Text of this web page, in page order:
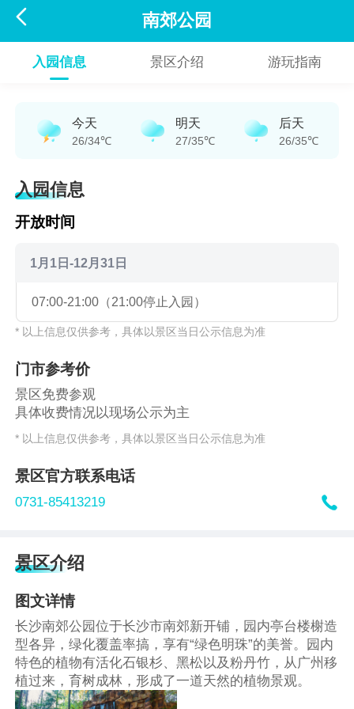
 南郊公园
入园信息 景区介绍 游玩指南
今天
26/34℃
明天
27/35℃
后天
26/35℃
入园信息
开放时间
1月1日-12月31日
07:00-21:00（21:00停止入园）
* 以上信息仅供参考，具体以景区当日公示信息为准
门市参考价
景区免费参观
具体收费情况以现场公示为主
* 以上信息仅供参考，具体以景区当日公示信息为准
景区官方联系电话
0731-85413219 
景区介绍
图文详情
长沙南郊公园位于长沙市南郊新开铺，园内亭台楼榭造
型各异，绿化覆盖率搞，享有“绿色明珠”的美誉。园内
特色的植物有活化石银杉、黑松以及粉丹竹，从广州移
植过来，育树成林，形成了一道天然的植物景观。